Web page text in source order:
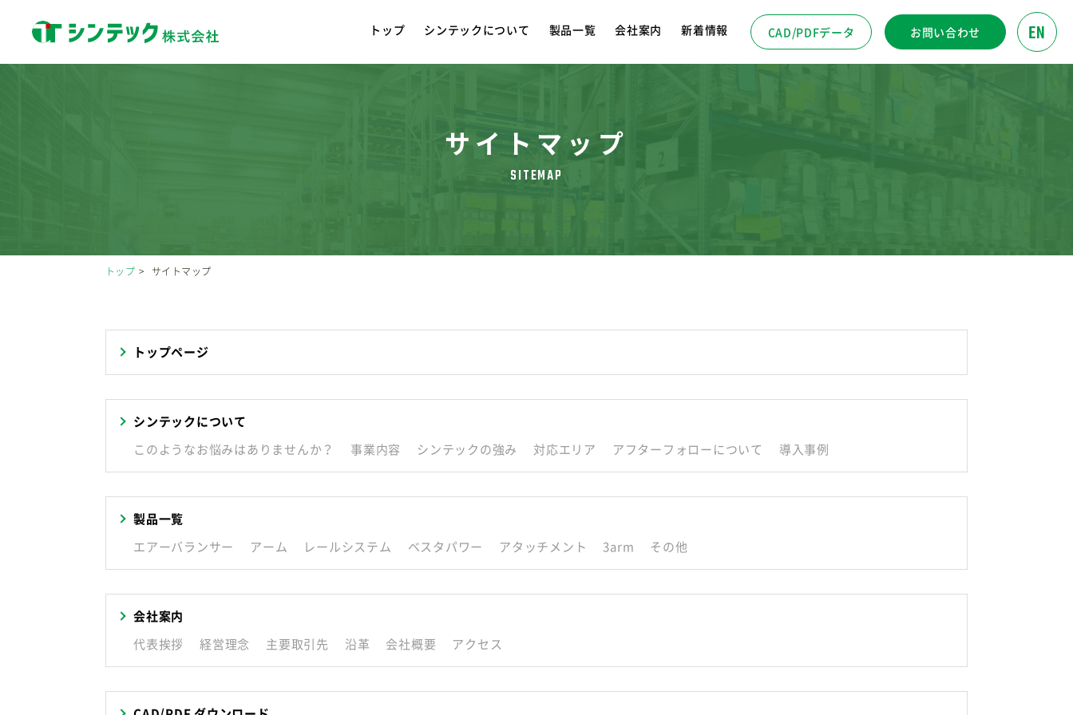
EN
トップ シンテックについて 製品一覧 会社案内 新着情報 CAD/PDFデータ お問い合わせ
サイトマップ
トップ サイトマップ
トップページ
シンテックについて
このようなお悩みはありませんか？
事業内容 シンテックの強み 対応エリア アフターフォローについて 導入事例
製品一覧
エアーバランサー
アーム レールシステム ベスタパワー アタッチメント 3arm その他
会社案内
代表挨拶
経営理念 主要取引先 沿革 会社概要 アクセス